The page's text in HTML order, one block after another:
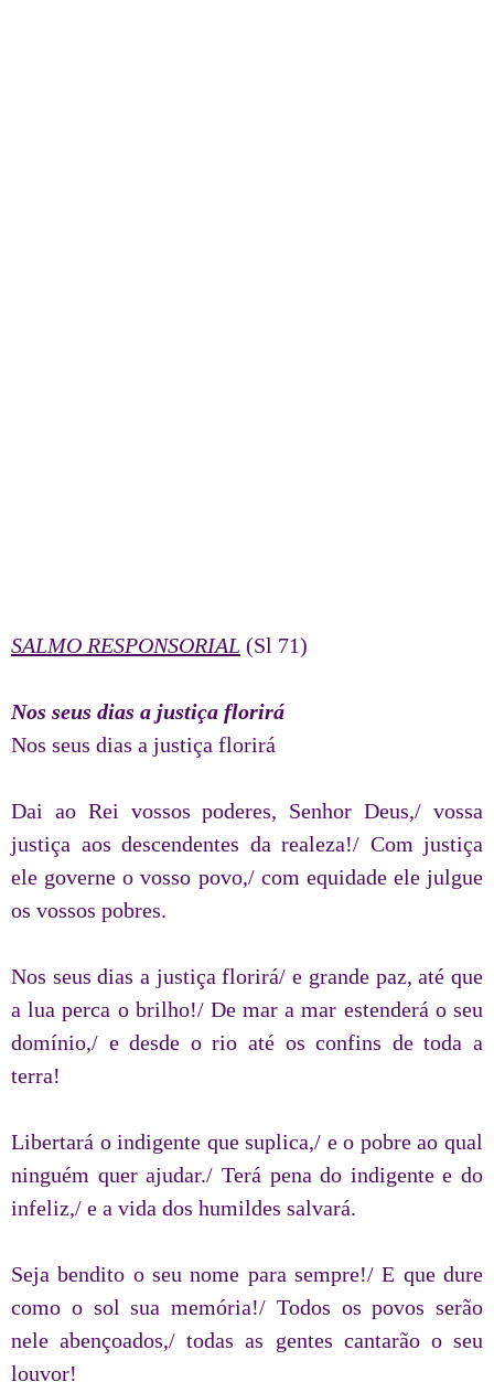
SALMO RESPONSORIAL (Sl 71)
Nos seus dias a justiça florirá
Nos seus dias a justiça florirá
Dai ao Rei vossos poderes, Senhor Deus,/ vossa
justiça aos descendentes da realeza!/ Com justiça
ele governe o vosso povo,/ com equidade ele julgue
os vossos pobres.
Nos seus dias a justiça florirá/ e grande paz, até que
a lua perca o brilho!/ De mar a mar estenderá o seu
domínio,/ e desde o rio até os confins de toda a
terra!
Libertará o indigente que suplica,/ e o pobre ao qual
ninguém quer ajudar./ Terá pena do indigente e do
infeliz,/ e a vida dos humildes salvará.
Seja bendito o seu nome para sempre!/ E que dure
como o sol sua memória!/ Todos os povos serão
nele abençoados,/ todas as gentes cantarão o seu
louvor!